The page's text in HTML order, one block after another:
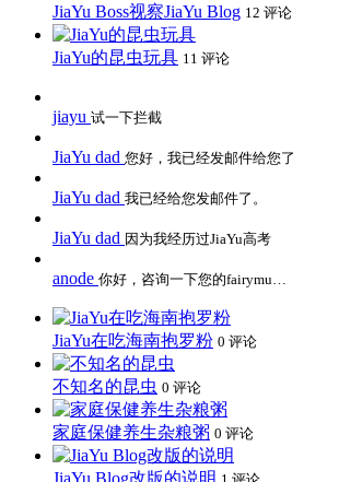
JiaYu Boss视察JiaYu Blog 12 评论
JiaYu的昆虫玩具 11 评论
jiayu 试一下拦截
JiaYu dad 您好，我已经发邮件给您了
JiaYu dad 我已经给您发邮件了。
JiaYu dad 因为我经历过JiaYu高考
anode 你好，咨询一下您的fairymu…
JiaYu在吃海南抱罗粉 0 评论
不知名的昆虫 0 评论
家庭保健养生杂粮粥 0 评论
JiaYu Blog改版的说明